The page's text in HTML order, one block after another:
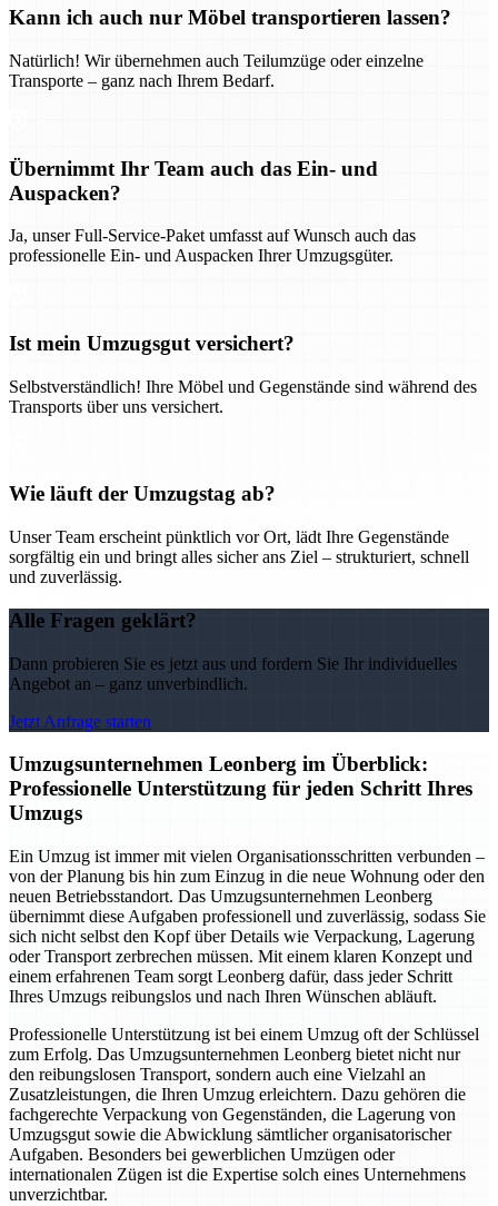
Kann ich auch nur Möbel transportieren lassen?
Natürlich! Wir übernehmen auch Teilumzüge oder einzelne
Transporte – ganz nach Ihrem Bedarf.
Übernimmt Ihr Team auch das Ein- und
Auspacken?
Ja, unser Full-Service-Paket umfasst auf Wunsch auch das
professionelle Ein- und Auspacken Ihrer Umzugsgüter.
Ist mein Umzugsgut versichert?
Selbstverständlich! Ihre Möbel und Gegenstände sind während des
Transports über uns versichert.
Wie läuft der Umzugstag ab?
Unser Team erscheint pünktlich vor Ort, lädt Ihre Gegenstände
sorgfältig ein und bringt alles sicher ans Ziel – strukturiert, schnell
und zuverlässig.
Alle Fragen geklärt?
Dann probieren Sie es jetzt aus und fordern Sie Ihr individuelles
Angebot an – ganz unverbindlich.
Jetzt Anfrage starten
Umzugsunternehmen Leonberg im Überblick:
Professionelle Unterstützung für jeden Schritt Ihres
Umzugs
Ein Umzug ist immer mit vielen Organisationsschritten verbunden –
von der Planung bis hin zum Einzug in die neue Wohnung oder den
neuen Betriebsstandort. Das Umzugsunternehmen Leonberg
übernimmt diese Aufgaben professionell und zuverlässig, sodass Sie
sich nicht selbst den Kopf über Details wie Verpackung, Lagerung
oder Transport zerbrechen müssen. Mit einem klaren Konzept und
einem erfahrenen Team sorgt Leonberg dafür, dass jeder Schritt
Ihres Umzugs reibungslos und nach Ihren Wünschen abläuft.
Professionelle Unterstützung ist bei einem Umzug oft der Schlüssel
zum Erfolg. Das Umzugsunternehmen Leonberg bietet nicht nur
den reibungslosen Transport, sondern auch eine Vielzahl an
Zusatzleistungen, die Ihren Umzug erleichtern. Dazu gehören die
fachgerechte Verpackung von Gegenständen, die Lagerung von
Umzugsgut sowie die Abwicklung sämtlicher organisatorischer
Aufgaben. Besonders bei gewerblichen Umzügen oder
internationalen Zügen ist die Expertise solch eines Unternehmens
unverzichtbar.